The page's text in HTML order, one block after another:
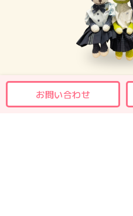
お問い合わせ
2024年5月